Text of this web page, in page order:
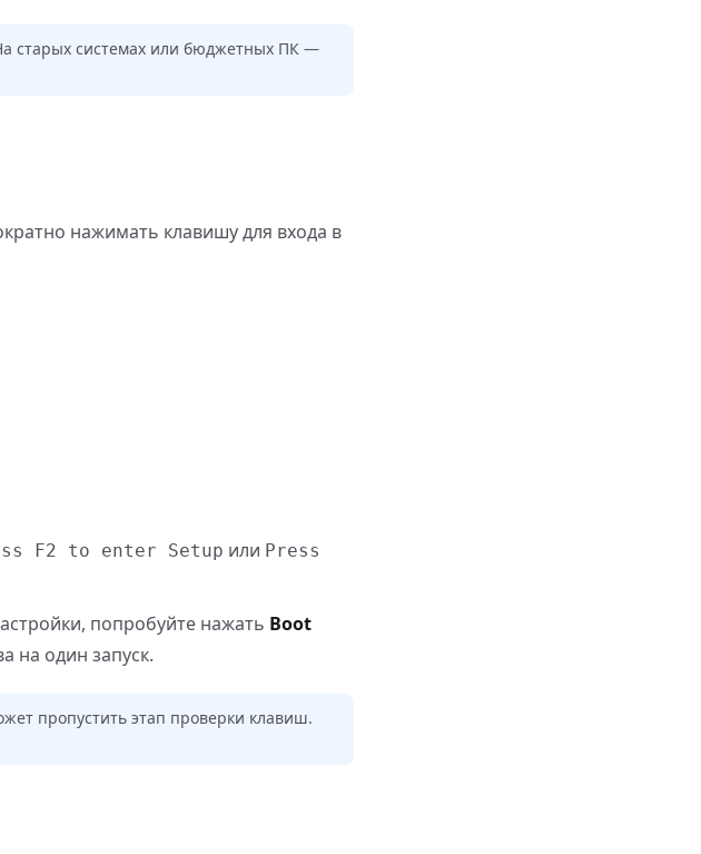
старых системах или бюджетных ПК —
нажимать клавишу для входа в
F2 to enter Setup или Press
попробуйте нажать Boot
на один запуск.
пропустить этап проверки клавиш.